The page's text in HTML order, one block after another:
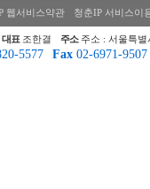
웹서비스약관 청춘IP 서비스이
대표 조한결 주소 주소 : 서울특
5577 Fax 02-6971-9507